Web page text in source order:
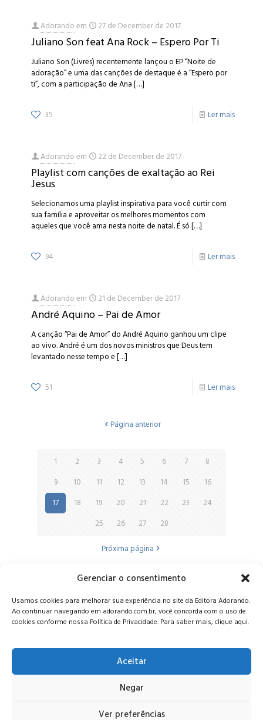
Gerenciar o consentimento
Usamos cookies para melhorar sua experiência no site da Editora Adorando.
Ao continuar navegando em adorando.com.br, você concorda com o uso de
cookies conforme nossa Política de Privacidade. Para saber mais, clique aqui.
Aceitar
Negar
Ver preferências
Adorandoem 27 de December de 2017
Juliano Son feat Ana Rock – Espero Por Ti
Juliano Son (Livres) recentemente lançou o EP “Noite de
adoração” e uma das canções de destaque é a “Espero por
ti”, com a participação de Ana[…]
35 Ler mais
Adorandoem 22 de December de 2017
Playlist com canções de exaltação ao Rei
Jesus
Selecionamos uma playlist inspirativa para você curtir com
sua família e aproveitar os melhores momentos com
aqueles que você ama nesta noite de natal. É só[…]
94 Ler mais
Adorandoem 21 de December de 2017
André Aquino – Pai de Amor
A canção “Pai de Amor” do André Aquino ganhou um clipe
ao vivo. André é um dos novos ministros que Deus tem
levantado nesse tempo e[…]
51 Ler mais
Página anterior
1 2 3 4 5 6 7
8
9
10 11 12 13 14 15
16
17
18 19 20 21 22 23
24
25
26 27
28
Próxima página
Alameda Oscar Niemeyer, 1033 – 7º Andar - Portaria 04, Vila da
Serra - Nova Lima/MG, CEP: 34006-065 - MG
CONTATO:editora@adorando.com.br
Consulte nossapolítica de privacidade